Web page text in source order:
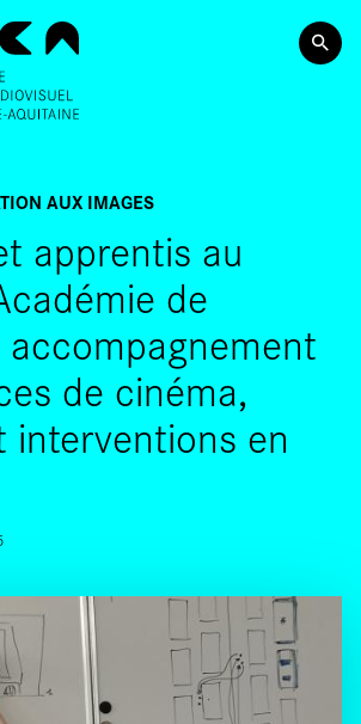
AU CONTENU PRINCIPAL
AUX IMAGES
apprentis au
de
accompagnement
de cinéma,
interventions en